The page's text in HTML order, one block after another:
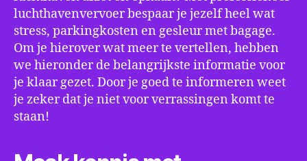
luchthavenvervoer bespaar je jezelf heel wat
stress, parkingkosten en gesleur met bagage.
Om je hierover wat meer te vertellen, hebben
we hieronder de belangrijkste informatie voor
je klaar gezet. Door je goed te informeren weet
je zeker dat je niet voor verrassingen komt te
staan!